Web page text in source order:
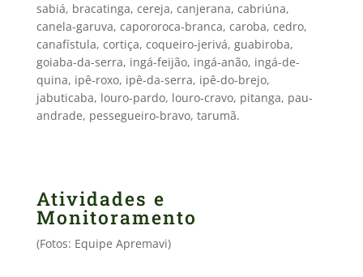
sabiá, bracatinga, cereja, canjerana, cabriúna,
canela-garuva, capororoca-branca, caroba, cedro,
canafístula, cortiça, coqueiro-jerivá, guabiroba,
goiaba-da-serra, ingá-feijão, ingá-anão, ingá-de-
quina, ipê-roxo, ipê-da-serra, ipê-do-brejo,
jabuticaba, louro-pardo, louro-cravo, pitanga, pau-
andrade, pessegueiro-bravo, tarumã.
Atividades e
Monitoramento
(Fotos: Equipe Apremavi)